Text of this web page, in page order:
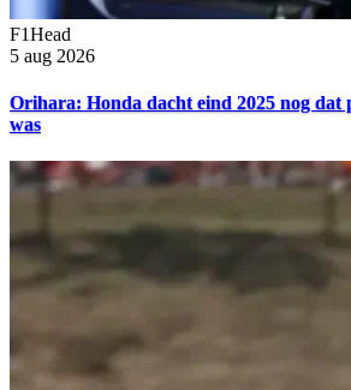
F1Head
5 aug 2026
Orihara: Honda dacht eind 2025 nog dat
was